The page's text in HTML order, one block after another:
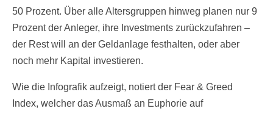
50 Prozent. Über alle Altersgruppen hinweg planen nur 9
Prozent der Anleger, ihre Investments zurückzufahren –
der Rest will an der Geldanlage festhalten, oder aber
noch mehr Kapital investieren.
Wie die Infografik aufzeigt, notiert der Fear & Greed
Index, welcher das Ausmaß an Euphorie auf